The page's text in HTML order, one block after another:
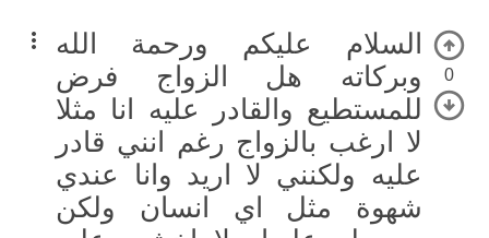
0
السلام عليكم ورحمة الله
وبركاته هل الزواج فرض
للمستطيع والقادر عليه انا مثلا
لا ارغب بالزواج رغم انني قادر
عليه ولكنني لا اريد وانا عندي
شهوة مثل اي انسان ولكن